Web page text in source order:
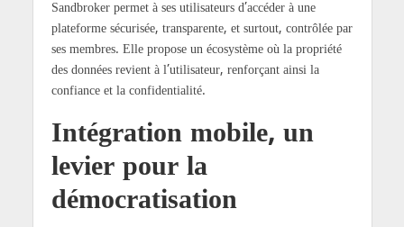
Sandbroker permet à ses utilisateurs d’accéder à une
plateforme sécurisée, transparente, et surtout, contrôlée par
ses membres. Elle propose un écosystème où la propriété
des données revient à l’utilisateur, renforçant ainsi la
confiance et la confidentialité.
Intégration mobile, un
levier pour la
démocratisation